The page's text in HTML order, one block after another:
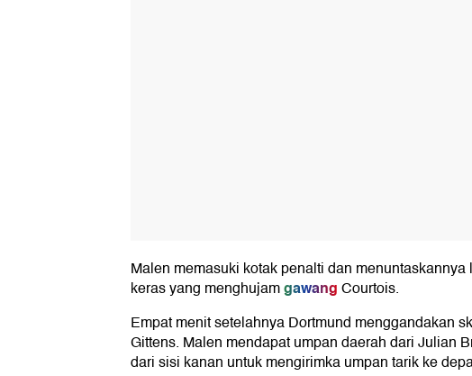
Malen memasuki kotak penalti dan menuntaskannya
keras yang menghujamgawangCourtois.
Empat menit setelahnya Dortmund menggandakan
Gittens. Malen mendapat umpan daerah dari Julian
dari sisi kanan untuk mengirimka umpan tarik ke